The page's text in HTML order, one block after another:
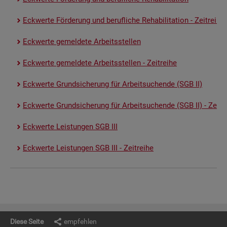
Eck­wer­te För­de­rung und be­ruf­li­che Re­ha­bi­li­ta­ti­on - Zeit­rei­he
Eck­wer­te ge­mel­de­te Ar­beits­stel­len
Eck­wer­te ge­mel­de­te Ar­beits­stel­len - Zeit­rei­he
Eck­wer­te Grund­si­che­rung für Ar­beit­su­chen­de (SGB II)
Eck­wer­te Grund­si­che­rung für Ar­beit­su­chen­de (SGB II) -
Eck­wer­te Leis­tun­gen SGB III
Eck­wer­te Leis­tun­gen SGB III - Zeit­rei­he
Diese Seite empfehlen